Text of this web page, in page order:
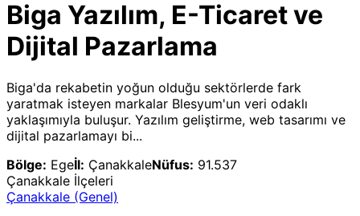
Biga Yazılım, E-Ticaret ve
Dijital Pazarlama
Biga'da rekabetin yoğun olduğu sektörlerde fark
yaratmak isteyen markalar Blesyum'un veri odaklı
yaklaşımıyla buluşur. Yazılım geliştirme, web tasarımı ve
dijital pazarlamayı bi...
Bölge: Egeİl: ÇanakkaleNüfus: 91.537
Çanakkale İlçeleri
Çanakkale (Genel)